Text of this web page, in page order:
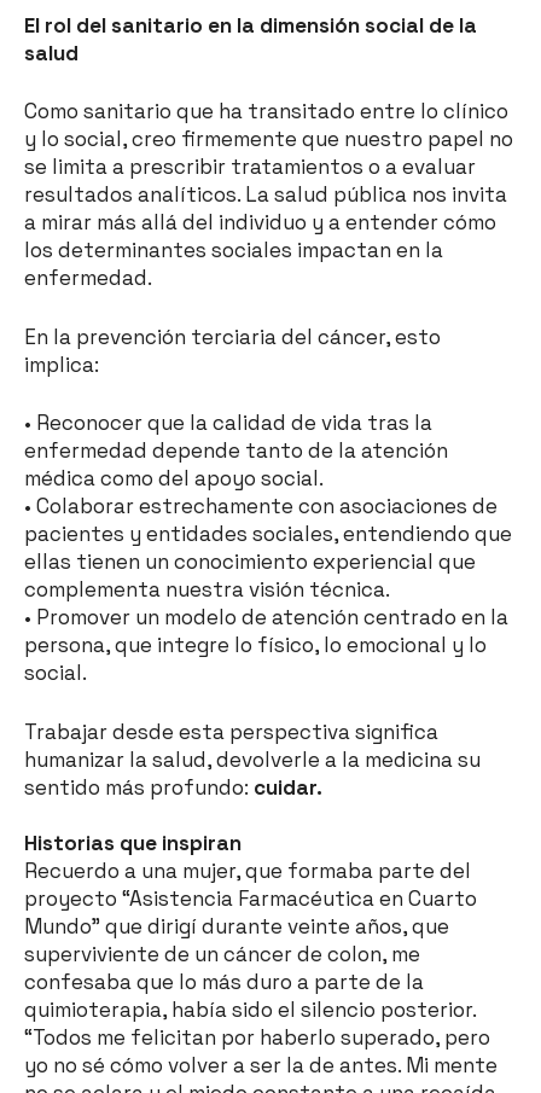
El rol del sanitario en la dimensión social de la
salud
Como sanitario que ha transitado entre lo clínico
y lo social, creo firmemente que nuestro papel no
se limita a prescribir tratamientos o a evaluar
resultados analíticos. La salud pública nos invita
a mirar más allá del individuo y a entender cómo
los determinantes sociales impactan en la
enfermedad.
En la prevención terciaria del cáncer, esto
implica:
• Reconocer que la calidad de vida tras la
enfermedad depende tanto de la atención
médica como del apoyo social.
• Colaborar estrechamente con asociaciones de
pacientes y entidades sociales, entendiendo que
ellas tienen un conocimiento experiencial que
complementa nuestra visión técnica.
• Promover un modelo de atención centrado en la
persona, que integre lo físico, lo emocional y lo
social.
Trabajar desde esta perspectiva significa
humanizar la salud, devolverle a la medicina su
sentido más profundo: cuidar.
Historias que inspiran
Recuerdo a una mujer, que formaba parte del
proyecto “Asistencia Farmacéutica en Cuarto
Mundo” que dirigí durante veinte años, que
superviviente de un cáncer de colon, me
confesaba que lo más duro a parte de la
quimioterapia, había sido el silencio posterior.
“Todos me felicitan por haberlo superado, pero
yo no sé cómo volver a ser la de antes. Mi mente